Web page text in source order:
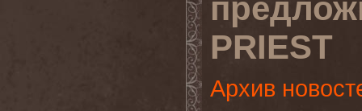
PRIEST
Архив